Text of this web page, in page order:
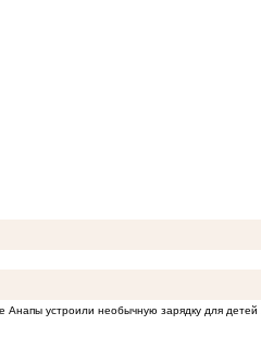
Анапы устроили необычную зарядку для детей